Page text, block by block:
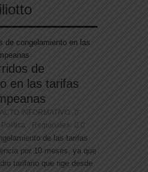
de
en las tarifas
INFORMATIVO
Politica Regionales 0
de las tarifas
por 10 meses, ya que
tarifario que rige desde